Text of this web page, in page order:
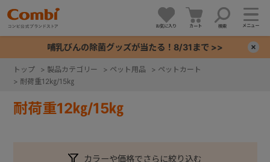
お気に入り カート 検索 メニュー
哺乳びんの除菌グッズが当たる！8/31まで >>
トップ > 製品カテゴリー > ペット用品 > ペットカート
> 耐荷重12㎏/15㎏
耐荷重12㎏/15㎏
カラーや価格でさらに絞り込む